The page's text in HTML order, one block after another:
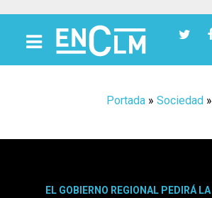
Portada» Sociedad»
EL GOBIERNO REGIONAL PEDIRÁ LA